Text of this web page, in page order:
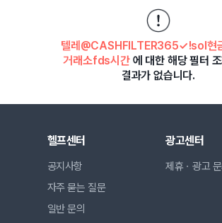
텔레@CASHFILTER365✓ǃsol현
거래소fds시간 에 대한 해당 필터
결과가 없습니다.
헬프센터
공지사항
자주 묻는 질문
일반 문의
광고센터
제휴ㆍ광고 문